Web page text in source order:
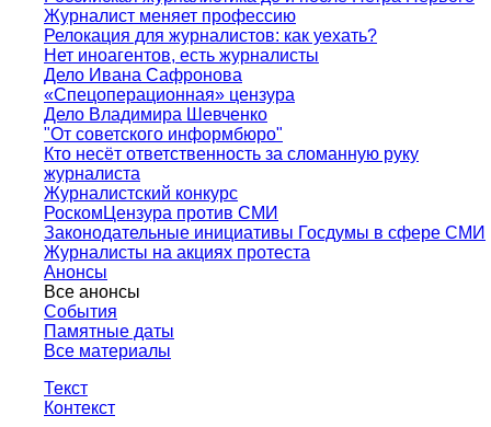
Журналист меняет профессию
Релокация для журналистов: как уехать?
Нет иноагентов, есть журналисты
Дело Ивана Сафронова
«Спецоперационная» цензура
Дело Владимира Шевченко
"От советского информбюро"
Кто несёт ответственность за сломанную руку
журналиста
Журналистский конкурс
РоскомЦензура против СМИ
Законодательные инициативы Госдумы в сфере СМИ
Журналисты на акциях протеста
Анонсы
Все анонсы
События
Памятные даты
Все материалы
Текст
Контекст